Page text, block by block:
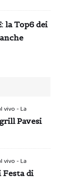
la Top6 dei
vivo - La
Pavesi
vivo - La
Festa di